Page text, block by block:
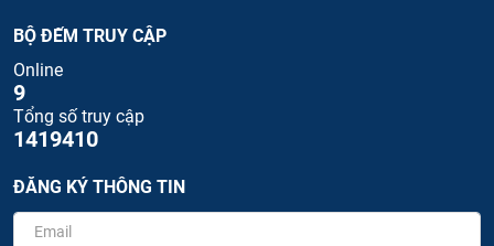
BỘ ĐẾM TRUY CẬP
Online
9
Tổng số truy cập
1419410
ĐĂNG KÝ THÔNG TIN